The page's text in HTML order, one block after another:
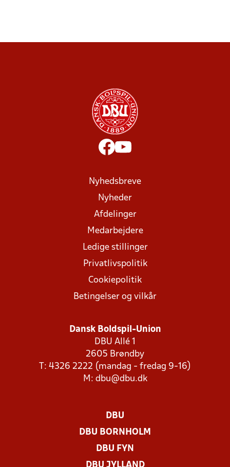
Nyhedsbreve
Nyheder
Afdelinger
Medarbejdere
Ledige stillinger
Privatlivspolitik
Cookiepolitik
Betingelser og vilkår
Dansk Boldspil-Union
DBU Allé 1
2605 Brøndby
T: 4326 2222 (mandag - fredag 9-16)
M: dbu@dbu.dk
DBU
DBU BORNHOLM
DBU FYN